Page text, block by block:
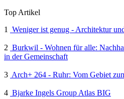
Top Artikel
1
Weniger ist genug - Architektur
2 Burkwil - Wohnen für alle:
in der Gemeinschaft
3 Arch+ 264 - Ruhr: Vom Gebiet
4 Bjarke Ingels Group Atlas BIG